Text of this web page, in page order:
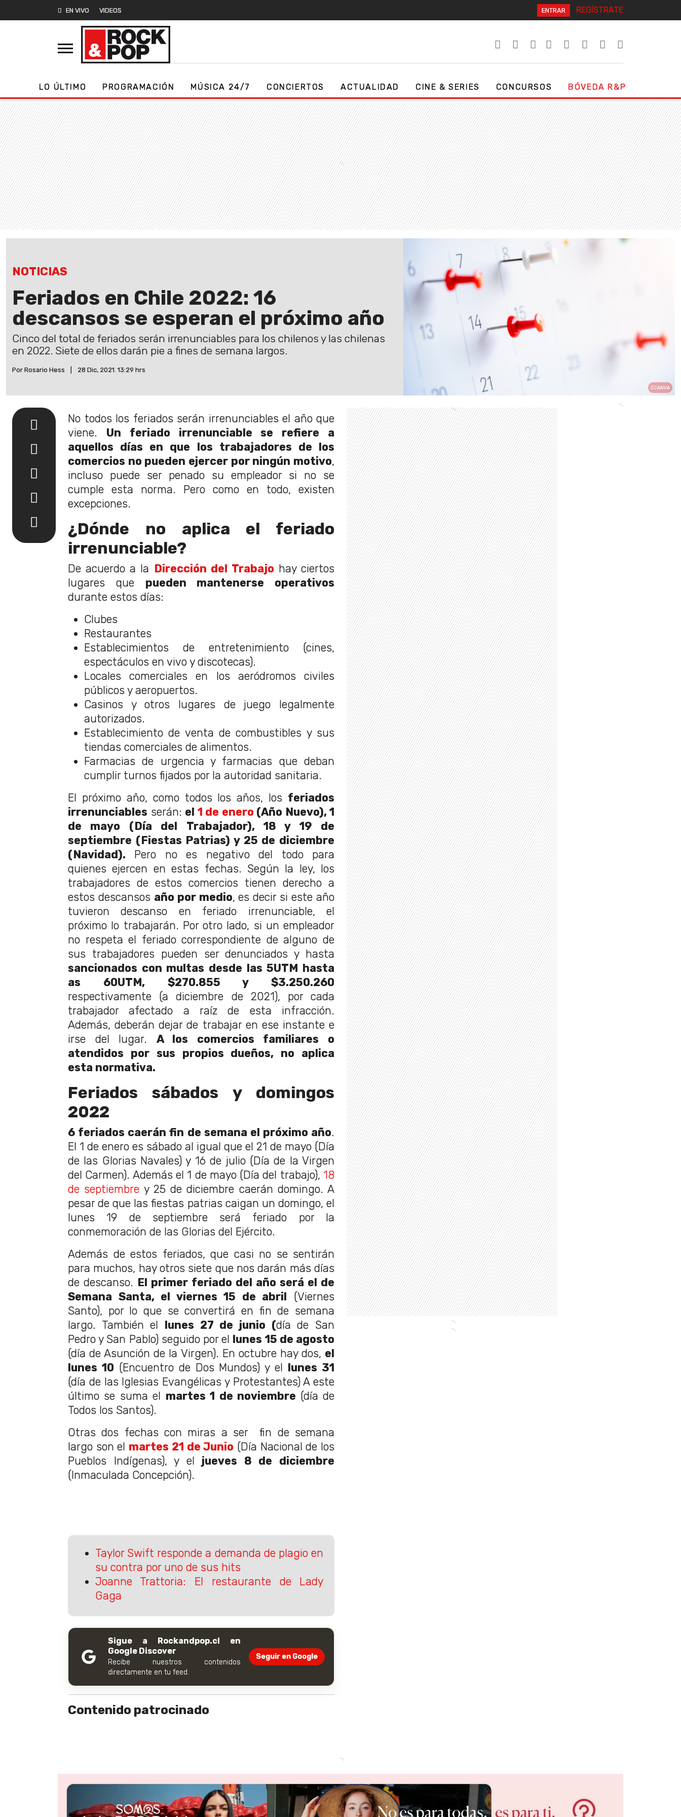
EN VIVO VIDEOS ENTRAR REGÍSTRATE
LO ÚLTIMO PROGRAMACIÓN MÚSICA 24/7 CONCIERTOS ACTUALIDAD CINE & SERIES CONCURSOS BÓVEDA R&P
NOTICIAS
Feriados en Chile 2022: 16
descansos se esperan el próximo año
Cinco del total de feriados serán irrenunciables para los chilenos y las chilenas
en 2022. Siete de ellos darán pie a fines de semana largos.
Por Rosario Hess 28 Dic, 2021. 13:29 hrs
CANVA
No todos los feriados serán irrenunciables el año que
viene. Un feriado irrenunciable se refiere a
aquellos días en que los trabajadores de los
comercios no pueden ejercer por ningún motivo,
incluso puede ser penado su empleador si no se
cumple esta norma. Pero como en todo, existen
excepciones.
¿Dónde no aplica el feriado
irrenunciable?
De acuerdo a la Dirección del Trabajo hay ciertos
lugares que pueden mantenerse operativos
durante estos días:
Clubes
Restaurantes
Establecimientos de entretenimiento (cines,
espectáculos en vivo y discotecas).
Locales comerciales en los aeródromos civiles
públicos y aeropuertos.
Casinos y otros lugares de juego legalmente
autorizados.
Establecimiento de venta de combustibles y sus
tiendas comerciales de alimentos.
Farmacias de urgencia y farmacias que deban
cumplir turnos fijados por la autoridad sanitaria.
El próximo año, como todos los años, los feriados
irrenunciables serán: el 1 de enero (Año Nuevo), 1
de mayo (Día del Trabajador), 18 y 19 de
septiembre (Fiestas Patrias) y 25 de diciembre
(Navidad). Pero no es negativo del todo para
quienes ejercen en estas fechas. Según la ley, los
trabajadores de estos comercios tienen derecho a
estos descansos año por medio, es decir si este año
tuvieron descanso en feriado irrenunciable, el
próximo lo trabajarán. Por otro lado, si un empleador
no respeta el feriado correspondiente de alguno de
sus trabajadores pueden ser denunciados y hasta
sancionados con multas desde las 5UTM hasta
as 60UTM, $270.855 y $3.250.260
respectivamente (a diciembre de 2021), por cada
trabajador afectado a raíz de esta infracción.
Además, deberán dejar de trabajar en ese instante e
irse del lugar. A los comercios familiares o
atendidos por sus propios dueños, no aplica
esta normativa.
Feriados sábados y domingos
2022
6 feriados caerán fin de semana el próximo año.
El 1 de enero es sábado al igual que el 21 de mayo (Día
de las Glorias Navales) y 16 de julio (Día de la Virgen
del Carmen). Además el 1 de mayo (Día del trabajo), 18
de septiembre y 25 de diciembre caerán domingo. A
pesar de que las fiestas patrias caigan un domingo, el
lunes 19 de septiembre será feriado por la
conmemoración de las Glorias del Ejército.
Además de estos feriados, que casi no se sentirán
para muchos, hay otros siete que nos darán más días
de descanso. El primer feriado del año será el de
Semana Santa, el viernes 15 de abril (Viernes
Santo), por lo que se convertirá en fin de semana
largo. También el lunes 27 de junio (día de San
Pedro y San Pablo) seguido por el lunes 15 de agosto
(día de Asunción de la Virgen). En octubre hay dos, el
lunes 10 (Encuentro de Dos Mundos) y el lunes 31
(día de las Iglesias Evangélicas y Protestantes) A este
último se suma el martes 1 de noviembre (día de
Todos los Santos).
Otras dos fechas con miras a ser fin de semana
largo son el martes 21 de Junio (Día Nacional de los
Pueblos Indígenas), y el jueves 8 de diciembre
(Inmaculada Concepción).
Taylor Swift responde a demanda de plagio en
su contra por uno de sus hits
Joanne Trattoria: El restaurante de Lady
Gaga
Sigue a Rockandpop.cl en
Google Discover
Recibe nuestros contenidos
directamente en tu feed.
Seguir en Google
Contenido patrocinado